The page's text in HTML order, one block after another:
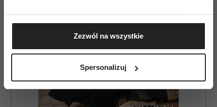
Gromadzić dane dotyczące Twojej lokalizacji
geograficznej z dokładnością nawet do kilku metrów
Identyfikować Twoje urządzenie, aktywnie
(fingerprinting, czyli wirtualny odcisk palca)
dane są przetwarzane oraz ustaw własne preferencje w
Zezwól na wszystkie
Spersonalizuj